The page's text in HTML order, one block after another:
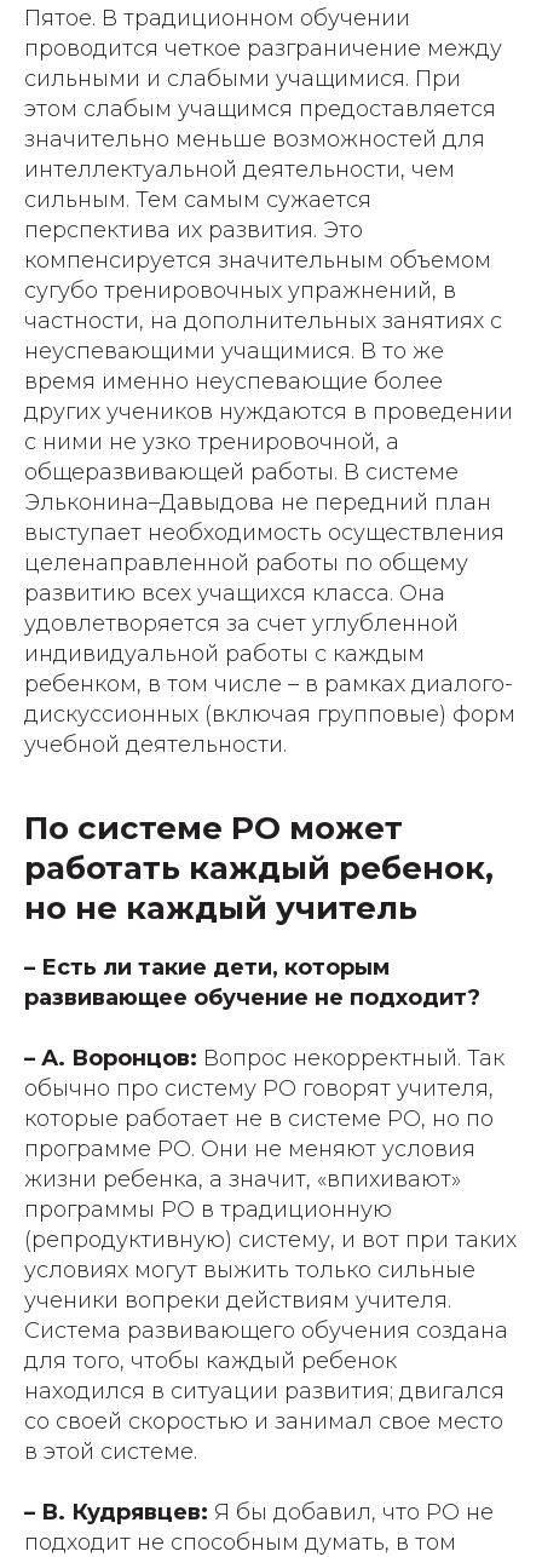
Пятое. В традиционном обучении
проводится четкое разграничение между
сильными и слабыми учащимися. При
этом слабым учащимся предоставляется
значительно меньше возможностей для
интеллектуальной деятельности, чем
сильным. Тем самым сужается
перспектива их развития. Это
компенсируется значительным объемом
сугубо тренировочных упражнений, в
частности, на дополнительных занятиях с
неуспевающими учащимися. В то же
время именно неуспевающие более
других учеников нуждаются в проведении
с ними не узко тренировочной, а
общеразвивающей работы. В системе
Эльконина–Давыдова не передний план
выступает необходимость осуществления
целенаправленной работы по общему
развитию всех учащихся класса. Она
удовлетворяется за счет углубленной
индивидуальной работы с каждым
ребенком, в том числе – в рамках диалого-
дискуссионных (включая групповые) форм
учебной деятельности.
По системе РО может
работать каждый ребенок,
но не каждый учитель
– Есть ли такие дети, которым
развивающее обучение не подходит?
– А. Воронцов: Вопрос некорректный. Так
обычно про систему РО говорят учителя,
которые работает не в системе РО, но по
программе РО. Они не меняют условия
жизни ребенка, а значит, «впихивают»
программы РО в традиционную
(репродуктивную) систему, и вот при таких
условиях могут выжить только сильные
ученики вопреки действиям учителя.
Система развивающего обучения создана
для того, чтобы каждый ребенок
находился в ситуации развития; двигался
со своей скоростью и занимал свое место
в этой системе.
– В. Кудрявцев: Я бы добавил, что РО не
подходит не способным думать, в том